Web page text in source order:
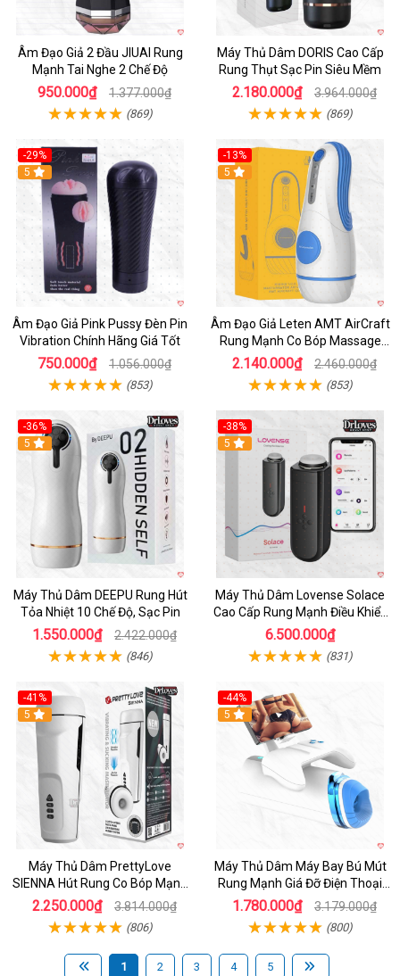
Âm Đạo Giả 2 Đầu JIUAI Rung
Mạnh Tai Nghe 2 Chế Độ
950.000₫ 1.377.000₫
(869)
Máy Thủ Dâm DORIS Cao Cấp
Rung Thụt Sạc Pin Siêu Mềm
2.180.000₫ 3.964.000₫
(869)
-29%
5
Âm Đạo Giả Pink Pussy Đèn Pin
Vibration Chính Hãng Giá Tốt
750.000₫ 1.056.000₫
(853)
-13%
5
Âm Đạo Giả Leten AMT AirCraft
Rung Mạnh Co Bóp Massage
Êm Ái
2.140.000₫ 2.460.000₫
(853)
-36%
Hot
5
Máy Thủ Dâm DEEPU Rung Hút
Tỏa Nhiệt 10 Chế Độ, Sạc Pin
1.550.000₫ 2.422.000₫
(846)
-38%
Hot
5
Máy Thủ Dâm Lovense Solace
Cao Cấp Rung Mạnh Điều Khiển
App
6.500.000₫
(831)
-41%
Hot
5
Máy Thủ Dâm PrettyLove
SIENNA Hút Rung Co Bóp Mạnh
Mẽ Nam
2.250.000₫ 3.814.000₫
(806)
-44%
Hot
5
Máy Thủ Dâm Máy Bay Bú Mút
Rung Mạnh Giá Đỡ Điện Thoại
Chính Hãng
1.780.000₫ 3.179.000₫
(800)
1 2 3 4 5